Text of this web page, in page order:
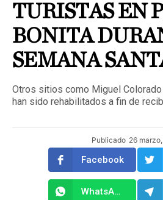
TURISTAS EN
BONITA
SEMANA
Otros sitios como Miguel
han sido rehabilitados a fin de
Publicado 26
Facebook
WhatsApp